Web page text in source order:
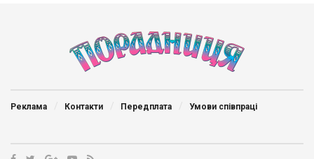
Реклама Контакти Передплата Умови співпраці